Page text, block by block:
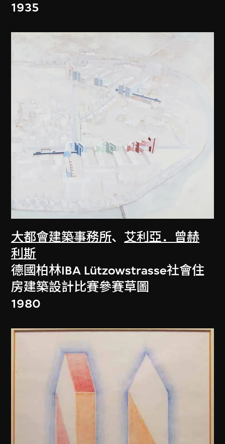
1935
大都會建築事務所、 艾利亞．曾赫
利斯
德國柏林IBA Lützowstrasse社會住
房建築設計比賽參賽草圖
1980